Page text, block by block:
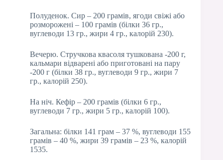
Полуденок. Сир – 200 грамів, ягоди свіжі або
розморожені – 100 грамів (білки 36 гр.,
вуглеводи 13 гр., жири 4 гр., калорій 230).
Вечерю. Стручкова квасоля тушкована -200 г,
кальмари відварені або приготовані на пару
-200 г (білки 38 гр., вуглеводи 9 гр., жири 7
гр., калорій 250).
На ніч. Кефір – 200 грамів (білки 6 гр.,
вуглеводи 7 гр., жири 5 гр., калорій 100).
Загальна: білки 141 грам – 37 %, вуглеводи 155
грамів – 40 %, жири 39 грамів – 23 %, калорій
1535.